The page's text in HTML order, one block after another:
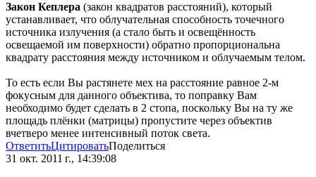
Закон Кеплера (закон квадратов расстояний), который
устанавливает, что облучательная способность точечного
источника излучения (а стало быть и освещённость
освещаемой им поверхности) обратно пропорциональна
квадрату расстояния между источником и облучаемым телом.
То есть если Вы растянете мех на расстояние равное 2-м
фокусным для данного объектива, то поправку Вам
необходимо будет сделать в 2 стопа, поскольку Вы на ту же
площадь плёнки (матрицы) пропустите через объектив
вчетверо менее интенсивный поток света.
ОтветитьЦитироватьПоделиться
31 окт. 2011 г., 14:39:08